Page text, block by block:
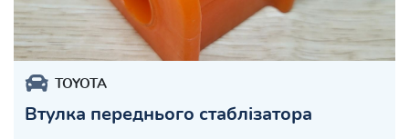
TOYOTA
Втулка переднього стаблізатора